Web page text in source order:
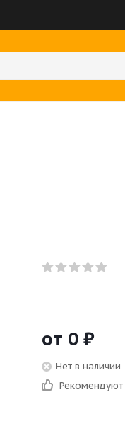
от 0 ₽
Нет в наличии
Рекомендуют